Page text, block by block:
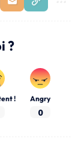
?
! Angry
0